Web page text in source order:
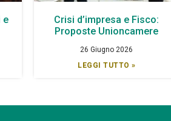
e
Crisi d’impresa e Fisco:
Proposte Unioncamere
26 Giugno 2026
LEGGI TUTTO »